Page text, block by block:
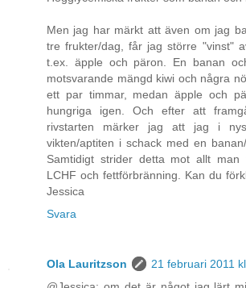
Men jag har märkt att även om jag
tre frukter/dag, får jag större "vinst"
t.ex. äpple och päron. En banan
motsvarande mängd kiwi och några
ett par timmar, medan äpple och
hungriga igen. Och efter att
rivstarten märker jag att jag i
vikten/aptiten i schack med en
Samtidigt strider detta mot allt
LCHF och fettförbränning. Kan du
Jessica
Svara
Ola Lauritzson
21 februari 2011